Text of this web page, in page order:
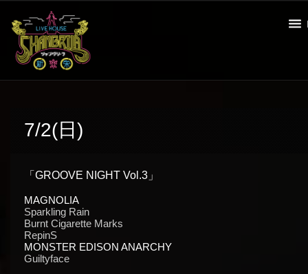
7/2(日)
「GROOVE NIGHT Vol.3」
MAGNOLIA
Sparkling Rain
Burnt Cigarette Marks
RepinS
MONSTER EDISON ANARCHY
Guiltyface